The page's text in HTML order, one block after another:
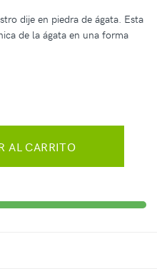
dije en piedra de ágata. Esta
de la ágata en una forma
AL CARRITO